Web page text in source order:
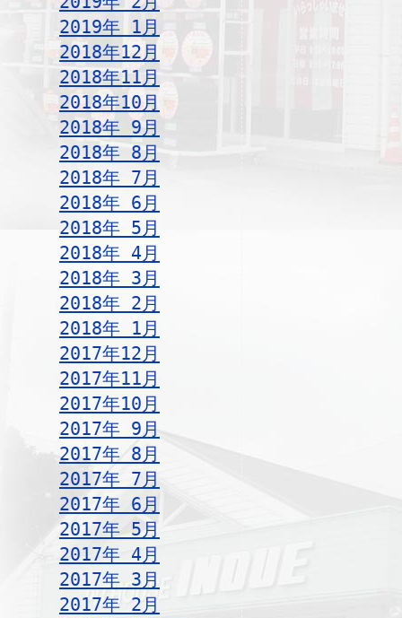
2019年 1月
2018年12月
2018年11月
2018年10月
2018年 9月
2018年 8月
2018年 7月
2018年 6月
2018年 5月
2018年 4月
2018年 3月
2018年 2月
2018年 1月
2017年12月
2017年11月
2017年10月
2017年 9月
2017年 8月
2017年 7月
2017年 6月
2017年 5月
2017年 4月
2017年 3月
2017年 2月